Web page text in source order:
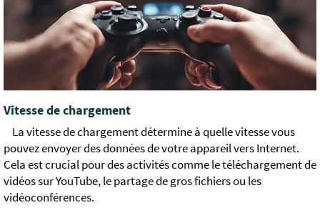
Vitesse de chargement
La vitesse de chargement détermine à quelle vitesse vous
pouvez envoyer des données de votre appareil vers Internet.
Cela est crucial pour des activités comme le téléchargement de
vidéos sur YouTube, le partage de gros fichiers ou les
vidéoconférences.